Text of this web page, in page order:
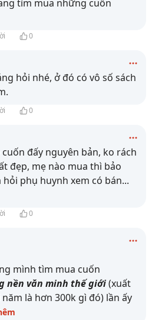
tìm mua những cuốn
0
hỏi nhé, ở đó có vô số sách
0
đấy nguyên bản, ko rách
đẹp, mẹ nào mua thì bảo
phụ huynh xem có bán...
0
mình tìm mua cuốn
nền văn minh thế giới(xuất
là hơn 300k gì đó) lần ấy